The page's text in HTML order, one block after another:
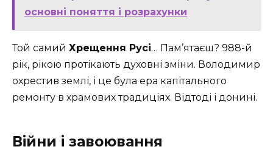
основні поняття і розрахунки
Той самий Хрещення Русі… Пам’ятаєш? 988-й
рік, рікою протікають духовні зміни. Володимир
охрестив землі, і це була ера капітального
ремонту в храмових традиціях. Відтоді і донині.
Війни і завоювання